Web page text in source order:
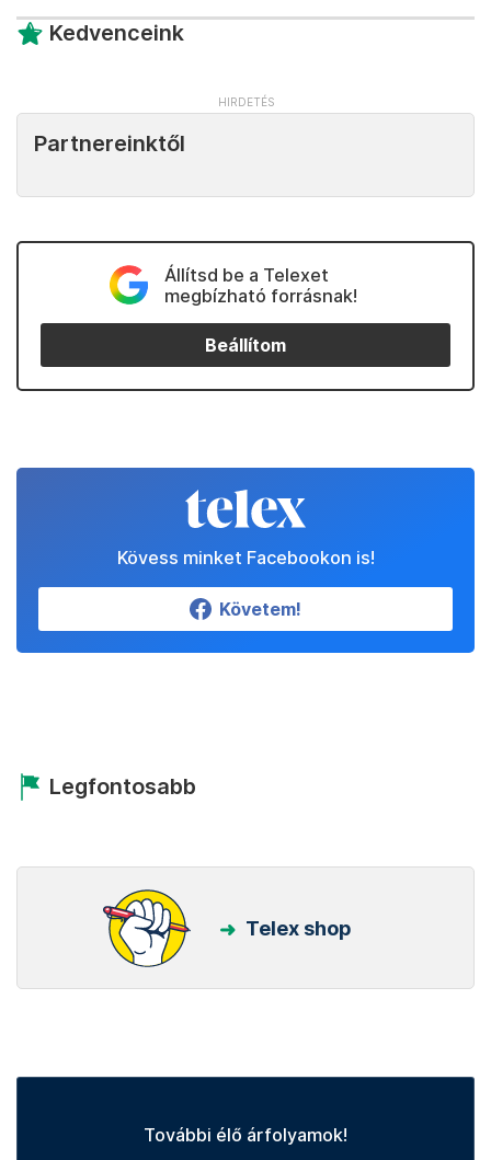
Kedvenceink
Partnereinktől
Állítsd be a Telexet
megbízható forrásnak!
Beállítom
Kövess minket Facebookon is!
Követem!
Legfontosabb
Telex shop
További élő árfolyamok!